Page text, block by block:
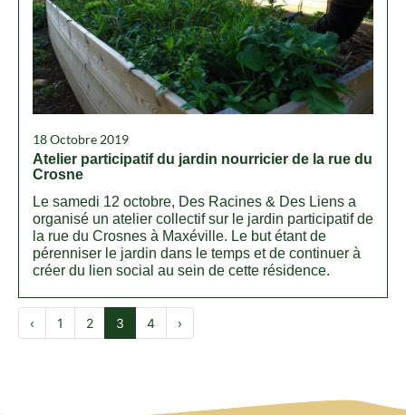
18 Octobre 2019
Atelier participatif du jardin nourricier de la rue du
Crosne
Le samedi 12 octobre, Des Racines & Des Liens a
organisé un atelier collectif sur le jardin participatif de
la rue du Crosnes à Maxéville. Le but étant de
pérenniser le jardin dans le temps et de continuer à
créer du lien social au sein de cette résidence.
‹ 1 2 3 4 ›